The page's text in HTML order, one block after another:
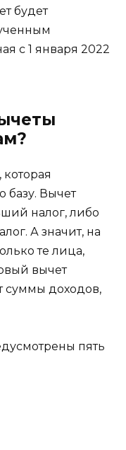
будет
с 1 января 2022
базу. Вычет
налог, либо
А значит, на
те лица,
вычет
суммы доходов,
пять